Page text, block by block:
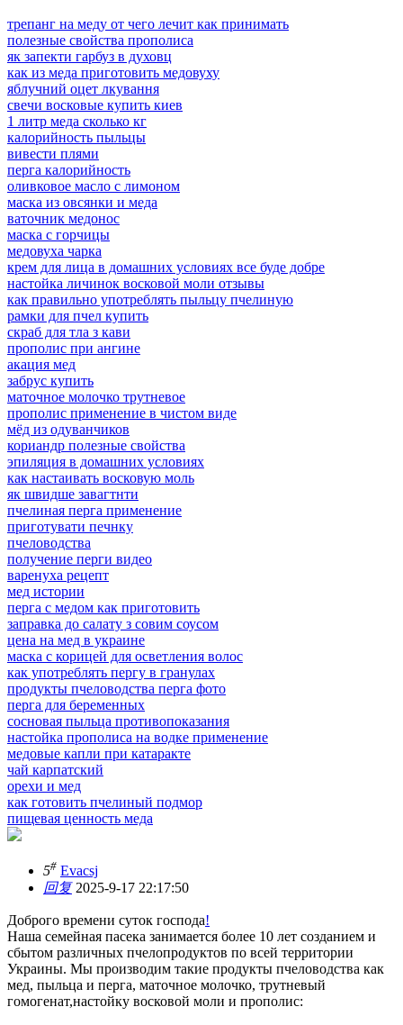
трепанг на меду от чего лечит как принимать
полезные свойства прополиса
як запекти гарбуз в духовц
как из меда приготовить медовуху
яблучний оцет лкування
свечи восковые купить киев
1 литр меда сколько кг
калорийность пыльцы
вивести плями
перга калорийность
оливковое масло с лимоном
маска из овсянки и меда
ваточник медонос
маска с горчицы
медовуха чарка
крем для лица в домашних условиях все буде добре
настойка личинок восковой моли отзывы
как правильно употреблять пыльцу пчелиную
рамки для пчел купить
скраб для тла з кави
прополис при ангине
акация мед
забрус купить
маточное молочко трутневое
прополис применение в чистом виде
мёд из одуванчиков
кориандр полезные свойства
эпиляция в домашних условиях
как настаивать восковую моль
як швидше завагтнти
пчелиная перга применение
приготувати печнку
пчеловодства
получение перги видео
варенуха рецепт
мед истории
перга с медом как приготовить
заправка до салату з совим соусом
цена на мед в украине
маска с корицей для осветления волос
как употреблять пергу в гранулах
продукты пчеловодства перга фото
перга для беременных
сосновая пыльца противопоказания
настойка прополиса на водке применение
медовые капли при катаракте
чай карпатский
орехи и мед
как готовить пчелиный подмор
пищевая ценность меда
5# Evacsj
回复2025-9-17 22:17:50
Доброго времени суток господа!
Наша семейная пасека занимается более 10 лет созданием и
сбытом различных пчелопродуктов по всей территории
Украины. Мы производим такие продукты пчеловодства как
мед, пыльца и перга, маточное молочко, трутневый
гомогенат,настойку восковой моли и прополис: